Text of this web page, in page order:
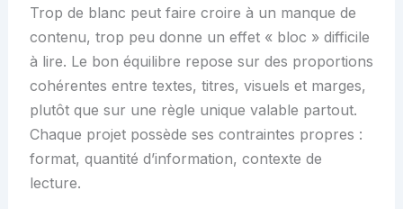
Trop de blanc peut faire croire à un manque de
contenu, trop peu donne un effet « bloc » difficile
à lire. Le bon équilibre repose sur des proportions
cohérentes entre textes, titres, visuels et marges,
plutôt que sur une règle unique valable partout.
Chaque projet possède ses contraintes propres :
format, quantité d’information, contexte de
lecture.